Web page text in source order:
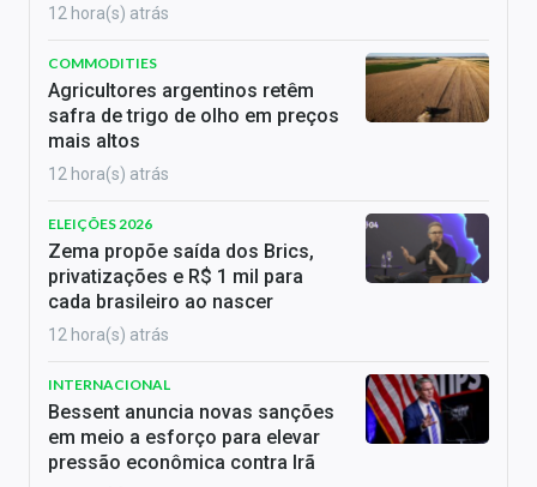
12 hora(s) atrás
COMMODITIES
Agricultores argentinos retêm
safra de trigo de olho em preços
mais altos
12 hora(s) atrás
ELEIÇÕES 2026
Zema propõe saída dos Brics,
privatizações e R$ 1 mil para
cada brasileiro ao nascer
12 hora(s) atrás
INTERNACIONAL
Bessent anuncia novas sanções
em meio a esforço para elevar
pressão econômica contra Irã